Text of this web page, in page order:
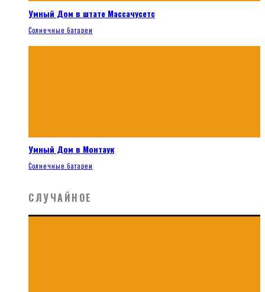
Умный Дом в штате Массачусетс
Солнечные батареи
Умный Дом в Монтаук
Солнечные батареи
СЛУЧАЙНОЕ